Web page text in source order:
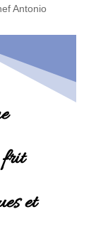
Antonio
frit
et